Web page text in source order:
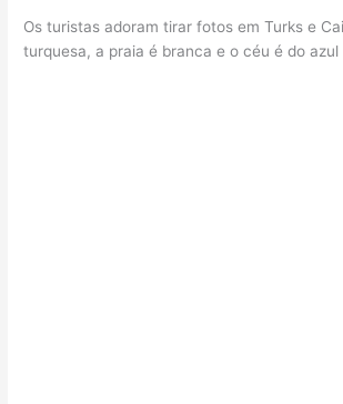
Os turistas adoram tirar fotos em Turks e
turquesa, a praia é branca e o céu é do azul